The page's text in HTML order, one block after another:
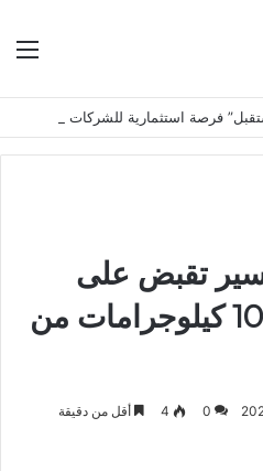
تقبض على
مواطن بحوزته 108 كيلوجرامات من
0
4 أقل من دقيقة